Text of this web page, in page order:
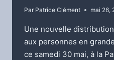
Par Patrice Clément mai 26,
Une nouvelle
aux personnes en
ce samedi 30 mai, à la